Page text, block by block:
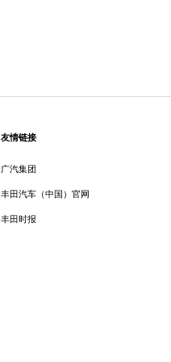
友情链接
广汽集团
丰田汽车（中国）官网
丰田时报